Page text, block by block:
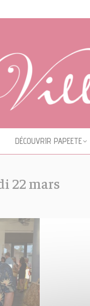
DÉCOUVRIR PAPEETE
22 mars